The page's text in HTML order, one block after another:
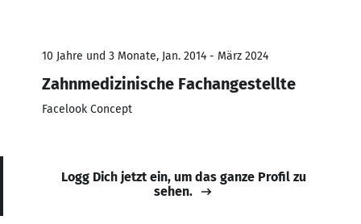
10 Jahre und 3 Monate, Jan. 2014 - März 2024
Zahnmedizinische Fachangestellte
Facelook Concept
Logg Dich jetzt ein, um das ganze Profil zu
sehen.